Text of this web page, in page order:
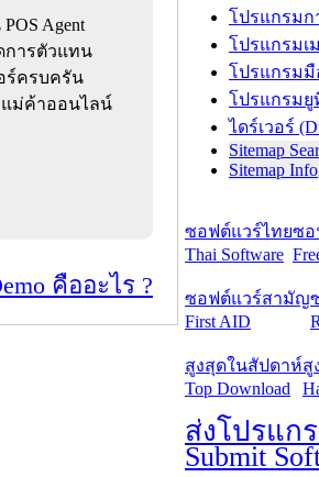
Agent
การตัวแทน
ร์ครบครัน
แม่ค้าออนไลน์
คืออะไร ?
โปรแกรมก
โปรแกรมเ
โปรแกรมมื
โปรแกรมยู
ไดร์เวอร์
Sitemap
Sitemap Info
ซอฟต์แวร์ไทย
Thai Software
ซอ
ซอฟต์แวร์สามัญ
First AID
สูงสุดในสัปดาห์
Top Download
สู
ส่งโปรแก
Submit